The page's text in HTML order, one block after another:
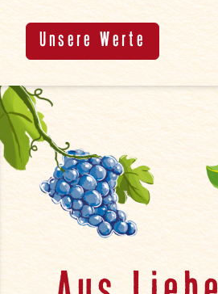
Unsere Werte